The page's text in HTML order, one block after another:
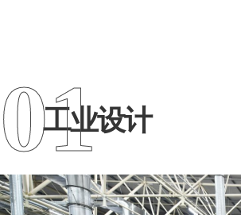
01
工业设计